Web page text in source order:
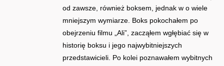
od zawsze, również boksem, jednak w o wiele
mniejszym wymiarze. Boks pokochałem po
obejrzeniu filmu „Ali”, zacząłem wgłębiać się w
historię boksu i jego najwybitniejszych
przedstawicieli. Po kolei poznawałem wybitnych